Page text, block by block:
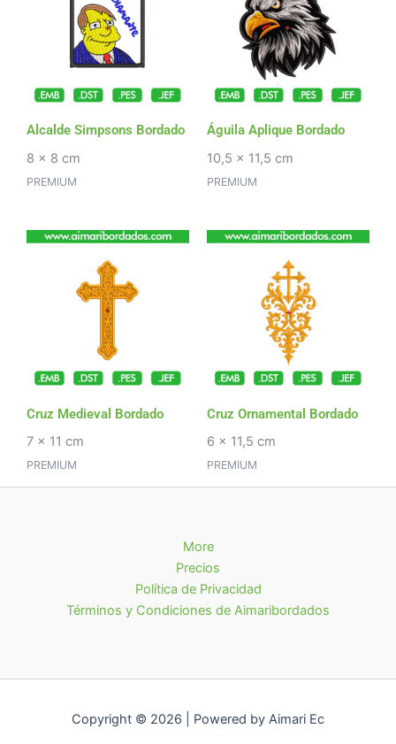
Alcalde Simpsons Bordado
8 x 8 cm
PREMIUM
Águila Aplique Bordado
10,5 x 11,5 cm
PREMIUM
Cruz Medieval Bordado
7 x 11 cm
PREMIUM
Cruz Ornamental Bordado
6 x 11,5 cm
PREMIUM
More
Precios
Política de Privacidad
Términos y Condiciones de Aimaribordados
Copyright © 2026 | Powered by Aimari Ec